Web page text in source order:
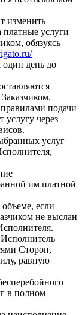
изменить
платные услуги
обязуясь
день до
подачи
услугу через
услуг
им платной
если
не выслан
Сторон,
равную
в полном